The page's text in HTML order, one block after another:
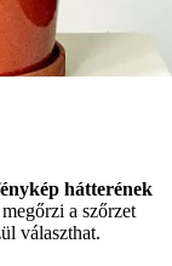
hátterének
a szőrzet
választhat.